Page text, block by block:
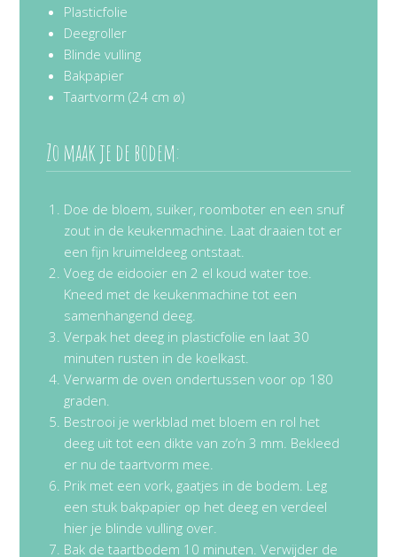
Plasticfolie
Deegroller
Blinde vulling
Bakpapier
Taartvorm (24 cm ø)
Zo maak je de bodem:
Doe de bloem, suiker, roomboter en een snuf
zout in de keukenmachine. Laat draaien tot er
een fijn kruimeldeeg ontstaat.
Voeg de eidooier en 2 el koud water toe.
Kneed met de keukenmachine tot een
samenhangend deeg.
Verpak het deeg in plasticfolie en laat 30
minuten rusten in de koelkast.
Verwarm de oven ondertussen voor op 180
graden.
Bestrooi je werkblad met bloem en rol het
deeg uit tot een dikte van zo’n 3 mm. Bekleed
er nu de taartvorm mee.
Prik met een vork, gaatjes in de bodem. Leg
een stuk bakpapier op het deeg en verdeel
hier je blinde vulling over.
Bak de taartbodem 10 minuten. Verwijder de